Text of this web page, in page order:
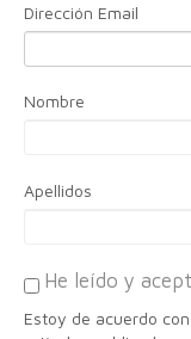
Dirección Email
Nombre
Apellidos
He leído y
Estoy de acuerdo